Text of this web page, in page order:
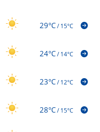
29°C/15°C
24°C/14°C
23°C/12°C
28°C/15°C